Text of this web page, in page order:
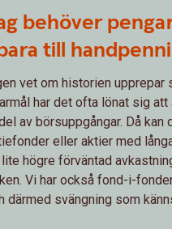
behöver
till
vet om historien
har det ofta lönat sig
av börsuppgångar. Då kan
eller aktier med
högre förväntad
Vi har också fond-i-
därmed svängning som